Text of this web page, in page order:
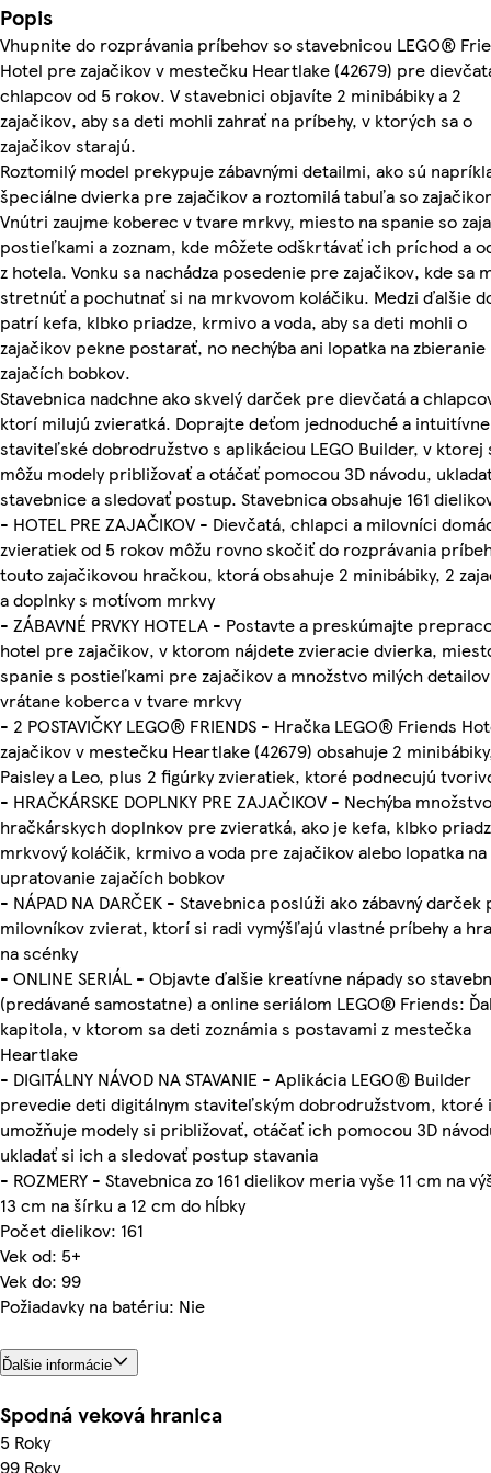
Popis
Vhupnite do rozprávania príbehov so stavebnicou LEGO®
Hotel pre zajačikov v mestečku Heartlake (42679) pre
chlapcov od 5 rokov. V stavebnici objavíte 2 minibábiky a 2
zajačikov, aby sa deti mohli zahrať na príbehy, v ktorých sa o
zajačikov starajú.
Roztomilý model prekypuje zábavnými detailmi, ako sú
špeciálne dvierka pre zajačikov a roztomilá tabuľa so
Vnútri zaujme koberec v tvare mrkvy, miesto na spanie so
postieľkami a zoznam, kde môžete odškrtávať ich príchod a
z hotela. Vonku sa nachádza posedenie pre zajačikov, kde sa
stretnúť a pochutnať si na mrkvovom koláčiku. Medzi ďalšie
patrí kefa, klbko priadze, krmivo a voda, aby sa deti mohli o
zajačikov pekne postarať, no nechýba ani lopatka na zbieranie
zajačích bobkov.
Stavebnica nadchne ako skvelý darček pre dievčatá a
ktorí milujú zvieratká. Doprajte deťom jednoduché a intuitívne
staviteľské dobrodružstvo s aplikáciou LEGO Builder, v ktorej
môžu modely približovať a otáčať pomocou 3D návodu,
stavebnice a sledovať postup. Stavebnica obsahuje 161
- HOTEL PRE ZAJAČIKOV - Dievčatá, chlapci a milovníci
zvieratiek od 5 rokov môžu rovno skočiť do rozprávania
touto zajačikovou hračkou, ktorá obsahuje 2 minibábiky, 2
a doplnky s motívom mrkvy
- ZÁBAVNÉ PRVKY HOTELA - Postavte a preskúmajte
hotel pre zajačikov, v ktorom nájdete zvieracie dvierka,
spanie s postieľkami pre zajačikov a množstvo milých detailov
vrátane koberca v tvare mrkvy
- 2 POSTAVIČKY LEGO® FRIENDS - Hračka LEGO® Friends
zajačikov v mestečku Heartlake (42679) obsahuje 2
Paisley a Leo, plus 2 figúrky zvieratiek, ktoré podnecujú
- HRAČKÁRSKE DOPLNKY PRE ZAJAČIKOV - Nechýba množstvo
hračkárskych doplnkov pre zvieratká, ako je kefa, klbko
mrkvový koláčik, krmivo a voda pre zajačikov alebo lopatka na
upratovanie zajačích bobkov
- NÁPAD NA DARČEK - Stavebnica poslúži ako zábavný darček
milovníkov zvierat, ktorí si radi vymýšľajú vlastné príbehy a
na scénky
- ONLINE SERIÁL - Objavte ďalšie kreatívne nápady so
(predávané samostatne) a online seriálom LEGO® Friends:
kapitola, v ktorom sa deti zoznámia s postavami z mestečka
Heartlake
- DIGITÁLNY NÁVOD NA STAVANIE - Aplikácia LEGO® Builder
prevedie deti digitálnym staviteľským dobrodružstvom, ktoré
umožňuje modely si približovať, otáčať ich pomocou 3D
ukladať si ich a sledovať postup stavania
- ROZMERY - Stavebnica zo 161 dielikov meria vyše 11 cm na
13 cm na šírku a 12 cm do hĺbky
Počet dielikov: 161
Vek od: 5+
Vek do: 99
Požiadavky na batériu: Nie
Ďalšie informácie
Spodná veková hranica
5 Roky
99 Roky